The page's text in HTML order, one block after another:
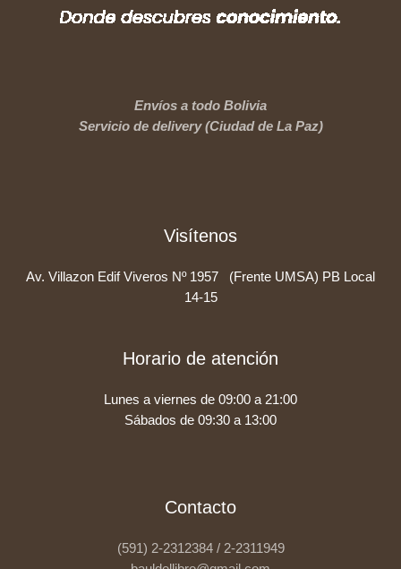
Envíos a todo Bolivia
Servicio de delivery (Ciudad de La Paz)
Visítenos
Av. Villazon Edif Viveros Nº 1957 (Frente UMSA) PB Local
14-15
Horario de atención
Lunes a viernes de 09:00 a 21:00
Sábados de 09:30 a 13:00
Contacto
(591) 2-2312384 / 2-2311949